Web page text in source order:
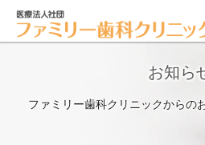
お知ら
ファミリー歯科クリニックからの